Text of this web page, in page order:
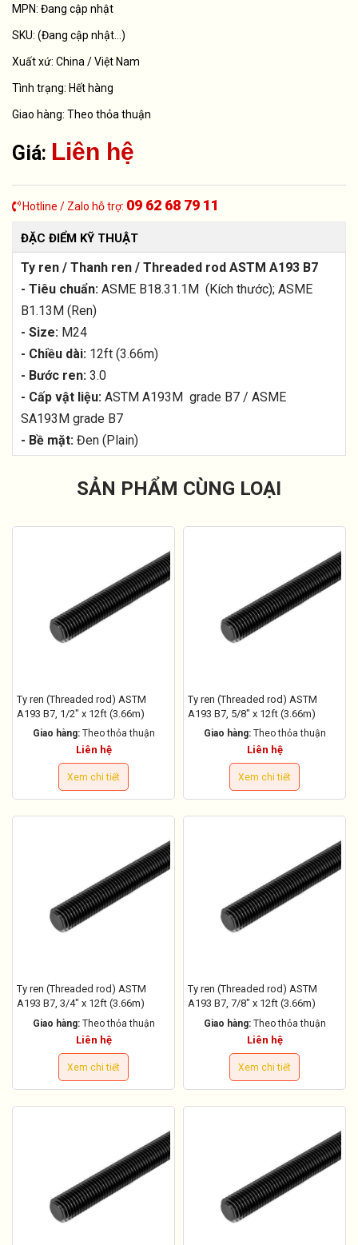
MPN: Đang cập nhật
SKU: (Đang cập nhật...)
Xuất xứ: China / Việt Nam
Tình trạng: Hết hàng
Giao hàng: Theo thỏa thuận
Giá: Liên hệ
Hotline / Zalo hỗ trợ: 09 62 68 79 11
ĐẶC ĐIỂM KỸ THUẬT
Ty ren / Thanh ren / Threaded rod ASTM A193 B7
- Tiêu chuẩn: ASME B18.31.1M (Kích thước); ASME
B1.13M (Ren)
- Size: M24
- Chiều dài: 12ft (3.66m)
- Bước ren: 3.0
- Cấp vật liệu: ASTM A193M grade B7 / ASME
SA193M grade B7
- Bề mặt: Đen (Plain)
SẢN PHẨM CÙNG LOẠI
Ty ren (Threaded rod) ASTM
A193 B7, 1/2" x 12ft (3.66m)
Giao hàng: Theo thỏa thuận
Liên hệ
Xem chi tiết
Ty ren (Threaded rod) ASTM
A193 B7, 5/8" x 12ft (3.66m)
Giao hàng: Theo thỏa thuận
Liên hệ
Xem chi tiết
Ty ren (Threaded rod) ASTM
A193 B7, 3/4" x 12ft (3.66m)
Giao hàng: Theo thỏa thuận
Liên hệ
Xem chi tiết
Ty ren (Threaded rod) ASTM
A193 B7, 7/8" x 12ft (3.66m)
Giao hàng: Theo thỏa thuận
Liên hệ
Xem chi tiết